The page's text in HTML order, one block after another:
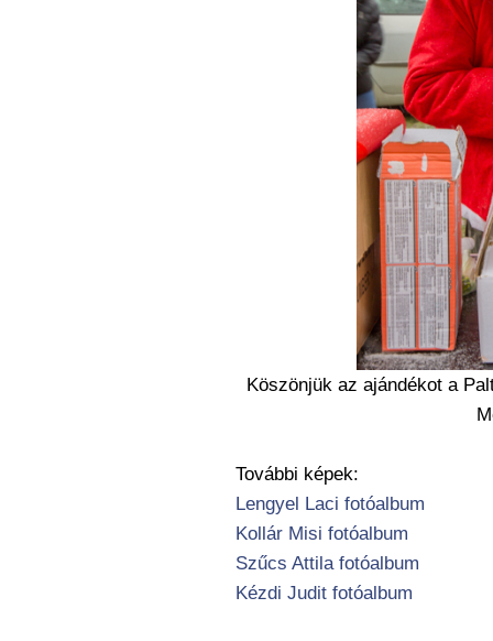
Köszönjük az ajándékot a
További képek:
Lengyel Laci fotóalbum
Kollár Misi fotóalbum
Szűcs Attila fotóalbum
Kézdi Judit fotóalbum